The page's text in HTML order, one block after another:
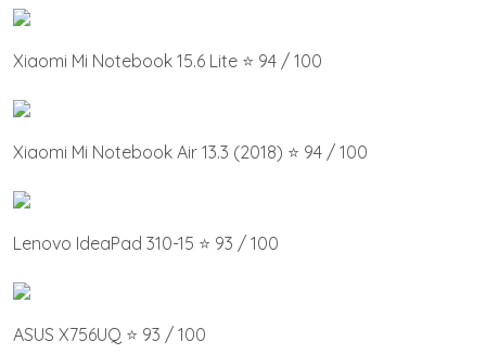
Xiaomi Mi Notebook 15.6 Lite ⭐ 94 / 100
Xiaomi Mi Notebook Air 13.3 (2018) ⭐ 94 / 100
Lenovo IdeaPad 310-15 ⭐ 93 / 100
ASUS X756UQ ⭐ 93 / 100